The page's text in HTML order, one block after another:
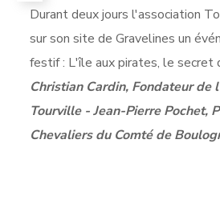
Durant deux jours l'association
sur son site de Gravelines un
festif : L'île aux pirates, le secret
Christian Cardin, Fondateur de
Tourville - Jean-Pierre Pochet,
Chevaliers du Comté de